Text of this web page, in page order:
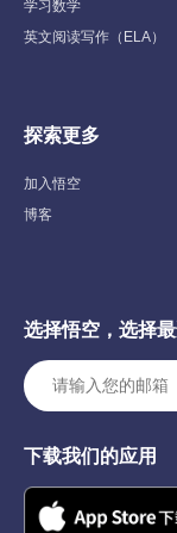
学习数学
英文阅读写作（ELA）
探索更多
Toggle
Menu
加入悟空
博客
选择悟空，选择
下载我们的应用